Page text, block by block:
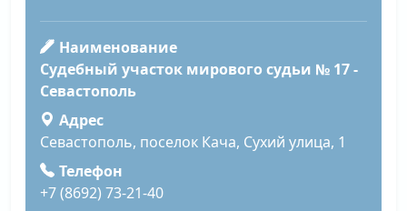
Наименование
Судебный участок мирового судьи № 17 -
Севастополь
Адрес
Севастополь, поселок Кача, Сухий улица, 1
Телефон
+7 (8692) 73-21-40